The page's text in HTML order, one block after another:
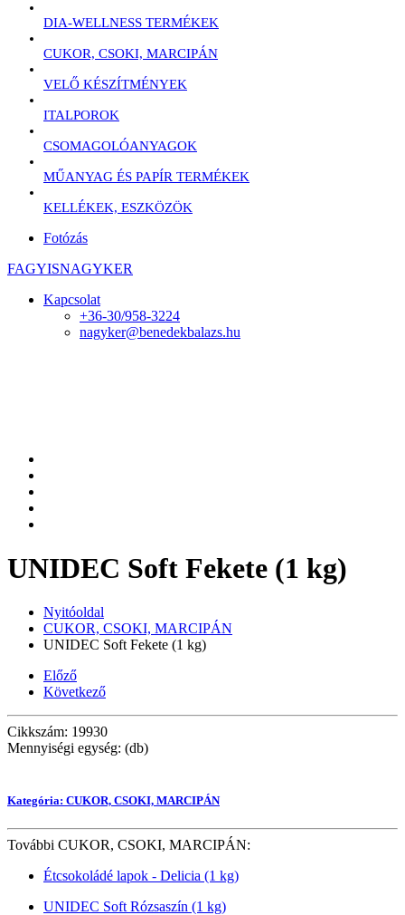
DIA-WELLNESS TERMÉKEK
CUKOR, CSOKI, MARCIPÁN
VELŐ KÉSZÍTMÉNYEK
ITALPOROK
CSOMAGOLÓANYAGOK
MŰANYAG ÉS PAPÍR TERMÉKEK
KELLÉKEK, ESZKÖZÖK
Fotózás
FAGYISNAGYKER
Kapcsolat
+36-30/958-3224
nagyker@benedekbalazs.hu
UNIDEC Soft Fekete (1 kg)
Nyitóoldal
CUKOR, CSOKI, MARCIPÁN
UNIDEC Soft Fekete (1 kg)
Előző
Következő
Cikkszám: 19930
Mennyiségi egység: (db)
Kategória: CUKOR, CSOKI, MARCIPÁN
További CUKOR, CSOKI, MARCIPÁN:
Étcsokoládé lapok - Delicia (1 kg)
UNIDEC Soft Rózsaszín (1 kg)